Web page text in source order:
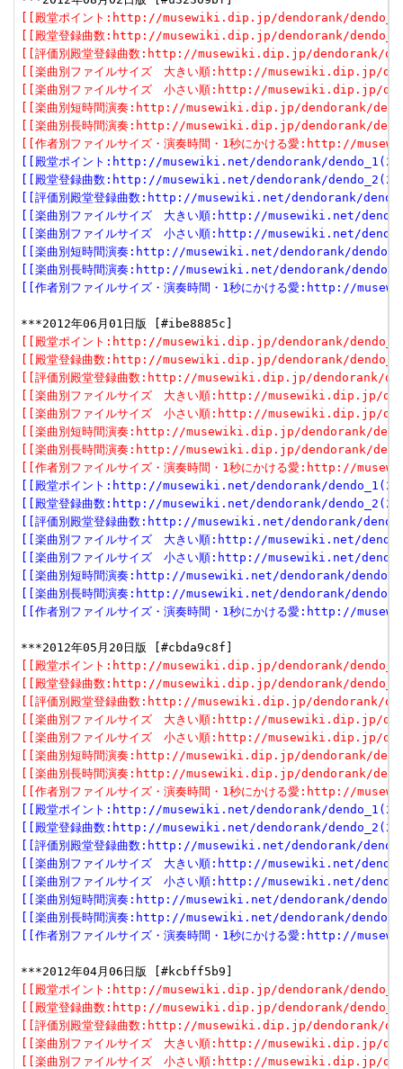
[[殿堂ポイント:http://musewiki.dip.jp/dendorank/
[[殿堂登録曲数:http://musewiki.dip.jp/dendorank/
[[評価別殿堂登録曲数:http://musewiki.dip.jp/dendorank/
[[楽曲別ファイルサイズ　大きい順:http://musewiki.dip.jp/
[[楽曲別ファイルサイズ　小さい順:http://musewiki.dip.jp/
[[楽曲別短時間演奏:http://musewiki.dip.jp/dendorank/
[[楽曲別長時間演奏:http://musewiki.dip.jp/dendorank/
[[作者別ファイルサイズ・演奏時間・1秒にかける愛:http://
[[殿堂ポイント:http://musewiki.net/dendorank/
[[殿堂登録曲数:http://musewiki.net/dendorank/
[[評価別殿堂登録曲数:http://musewiki.net/dendorank/
[[楽曲別ファイルサイズ　大きい順:http://musewiki.net/
[[楽曲別ファイルサイズ　小さい順:http://musewiki.net/
[[楽曲別短時間演奏:http://musewiki.net/dendorank/
[[楽曲別長時間演奏:http://musewiki.net/dendorank/
[[作者別ファイルサイズ・演奏時間・1秒にかける愛:http://
[[殿堂ポイント:http://musewiki.dip.jp/dendorank/
[[殿堂登録曲数:http://musewiki.dip.jp/dendorank/
[[評価別殿堂登録曲数:http://musewiki.dip.jp/dendorank/
[[楽曲別ファイルサイズ　大きい順:http://musewiki.dip.jp/
[[楽曲別ファイルサイズ　小さい順:http://musewiki.dip.jp/
[[楽曲別短時間演奏:http://musewiki.dip.jp/dendorank/
[[楽曲別長時間演奏:http://musewiki.dip.jp/dendorank/
[[作者別ファイルサイズ・演奏時間・1秒にかける愛:http://
[[殿堂ポイント:http://musewiki.net/dendorank/
[[殿堂登録曲数:http://musewiki.net/dendorank/
[[評価別殿堂登録曲数:http://musewiki.net/dendorank/
[[楽曲別ファイルサイズ　大きい順:http://musewiki.net/
[[楽曲別ファイルサイズ　小さい順:http://musewiki.net/
[[楽曲別短時間演奏:http://musewiki.net/dendorank/
[[楽曲別長時間演奏:http://musewiki.net/dendorank/
[[作者別ファイルサイズ・演奏時間・1秒にかける愛:http://
[[殿堂ポイント:http://musewiki.dip.jp/dendorank/
[[殿堂登録曲数:http://musewiki.dip.jp/dendorank/
[[評価別殿堂登録曲数:http://musewiki.dip.jp/dendorank/
[[楽曲別ファイルサイズ　大きい順:http://musewiki.dip.jp/
[[楽曲別ファイルサイズ　小さい順:http://musewiki.dip.jp/
[[楽曲別短時間演奏:http://musewiki.dip.jp/dendorank/
[[楽曲別長時間演奏:http://musewiki.dip.jp/dendorank/
[[作者別ファイルサイズ・演奏時間・1秒にかける愛:http://
[[殿堂ポイント:http://musewiki.net/dendorank/
[[殿堂登録曲数:http://musewiki.net/dendorank/
[[評価別殿堂登録曲数:http://musewiki.net/dendorank/
[[楽曲別ファイルサイズ　大きい順:http://musewiki.net/
[[楽曲別ファイルサイズ　小さい順:http://musewiki.net/
[[楽曲別短時間演奏:http://musewiki.net/dendorank/
[[楽曲別長時間演奏:http://musewiki.net/dendorank/
[[作者別ファイルサイズ・演奏時間・1秒にかける愛:http://
[[殿堂ポイント:http://musewiki.dip.jp/dendorank/
[[殿堂登録曲数:http://musewiki.dip.jp/dendorank/
[[評価別殿堂登録曲数:http://musewiki.dip.jp/dendorank/
[[楽曲別ファイルサイズ　大きい順:http://musewiki.dip.jp/
[[楽曲別ファイルサイズ　小さい順:http://musewiki.dip.jp/